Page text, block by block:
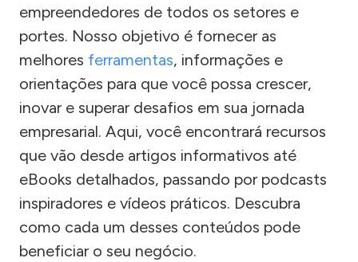
empreendedores de todos os setores e
portes. Nosso objetivo é fornecer as
melhores ferramentas, informações e
orientações para que você possa crescer,
inovar e superar desafios em sua jornada
empresarial. Aqui, você encontrará recursos
que vão desde artigos informativos até
eBooks detalhados, passando por podcasts
inspiradores e vídeos práticos. Descubra
como cada um desses conteúdos pode
beneficiar o seu negócio.